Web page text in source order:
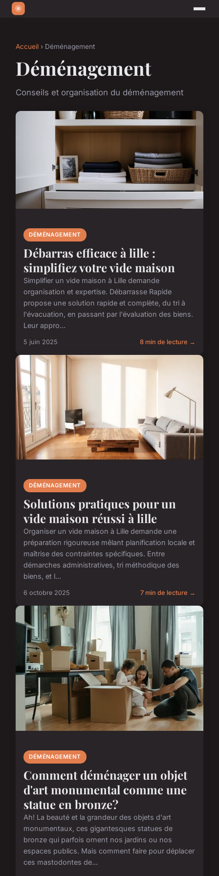
Accueil › Déménagement
Déménagement
Conseils et organisation du déménagement
DÉMÉNAGEMENT
Débarras efficace à lille :
simplifiez votre vide maison
Simplifier un vide maison à Lille demande
organisation et expertise. Débarrasse Rapide
propose une solution rapide et complète, du tri à
l'évacuation, en passant par l'évaluation des biens.
Leur appro...
5 juin 2025 8 min de lecture →
DÉMÉNAGEMENT
Solutions pratiques pour un
vide maison réussi à lille
Organiser un vide maison à Lille demande une
préparation rigoureuse mêlant planification locale et
maîtrise des contraintes spécifiques. Entre
démarches administratives, tri méthodique des
biens, et l...
6 octobre 2025 7 min de lecture →
DÉMÉNAGEMENT
Comment déménager un objet
d'art monumental comme une
statue en bronze?
Ah! La beauté et la grandeur des objets d'art
monumentaux, ces gigantesques statues de
bronze qui parfois ornent nos jardins ou nos
espaces publics. Mais comment faire pour déplacer
ces mastodontes de...